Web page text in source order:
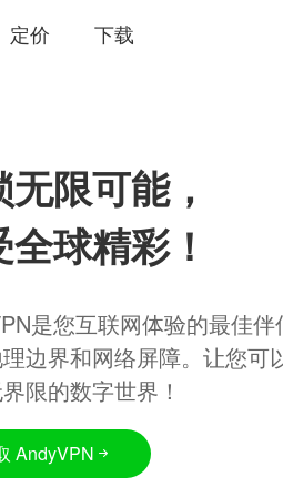
定价 下载
限可能，
球精彩！
是您互联网体验的最佳
边界和网络屏障。让您可
限的数字世界！
AndyVPN